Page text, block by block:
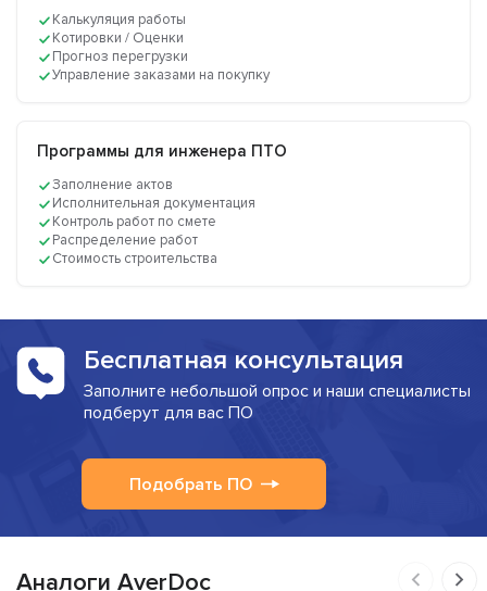
Калькуляция работы
Котировки / Оценки
Прогноз перегрузки
Управление заказами на покупку
Программы для инженера ПТО
Заполнение актов
Исполнительная документация
Контроль работ по смете
Распределение работ
Стоимость строительства
Бесплатная консультация
Заполните небольшой опрос и наши специалисты
подберут для вас ПО
Подобрать ПО
Аналоги AverDoc